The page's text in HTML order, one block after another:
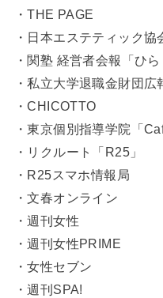
・THE PAGE
・日本エステティック
・関塾 経営者会報「ひら
・私立大学退職金財団広
・CHICOTTO
・東京個別指導学院「
・リクルート「R25」
・R25スマホ情報局
・文春オンライン
・週刊女性
・週刊女性PRIME
・女性セブン
・週刊SPA!